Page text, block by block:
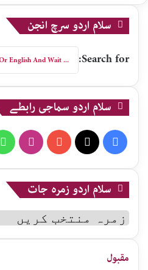
سلام اردو سرچ انجن
Search for:
سلام اردو سماجی رابطے
Facebook
YouTube
Instagram
سلام اردو زمرہ جات
سلام
اردو
زمرہ
جات
مقبول